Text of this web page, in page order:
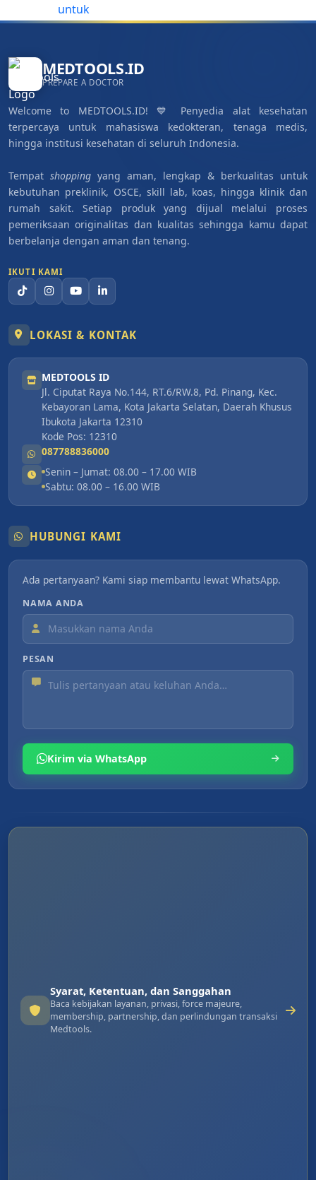
MEDTOOLS.ID
PREPARE A DOCTOR
Welcome to MEDTOOLS.ID! 💙 Penyedia alat kesehatan
terpercaya untuk mahasiswa kedokteran, tenaga medis,
hingga institusi kesehatan di seluruh Indonesia.
Tempat shopping yang aman, lengkap & berkualitas untuk
kebutuhan preklinik, OSCE, skill lab, koas, hingga klinik dan
rumah sakit. Setiap produk yang dijual melalui proses
pemeriksaan originalitas dan kualitas sehingga kamu dapat
berbelanja dengan aman dan tenang.
IKUTI KAMI
LOKASI & KONTAK
MEDTOOLS ID
Jl. Ciputat Raya No.144, RT.6/RW.8, Pd. Pinang, Kec.
Kebayoran Lama, Kota Jakarta Selatan, Daerah Khusus
Ibukota Jakarta 12310
Kode Pos: 12310
087788836000
Senin – Jumat: 08.00 – 17.00 WIB
Sabtu: 08.00 – 16.00 WIB
HUBUNGI KAMI
Ada pertanyaan? Kami siap membantu lewat WhatsApp.
NAMA ANDA
PESAN
Kirim via WhatsApp
Syarat, Ketentuan, dan Sanggahan
Baca kebijakan layanan, privasi, force majeure,
membership, partnership, dan perlindungan transaksi
Medtools.